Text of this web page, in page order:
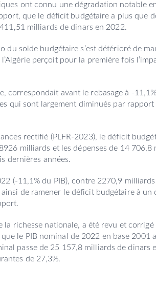
ont connu une dégradation notable
que le déficit budgétaire a plus que
milliards de dinars en 2022.
du solde budgétaire s’est détérioré de
perçoit pour la première fois
correspondait avant le rebasage à -
qui sont largement diminués par
rectifié (PLFR-2023), le déficit
milliards et les dépenses de 14
dernières années.
(-11,1% du PIB), contre 2270,9
ainsi de ramener le déficit budgétaire à
la richesse nationale, a été revu et
le PIB nominal de 2022 en base 2001
passe de 25 157,8 milliards de dinars
de 27,3%.